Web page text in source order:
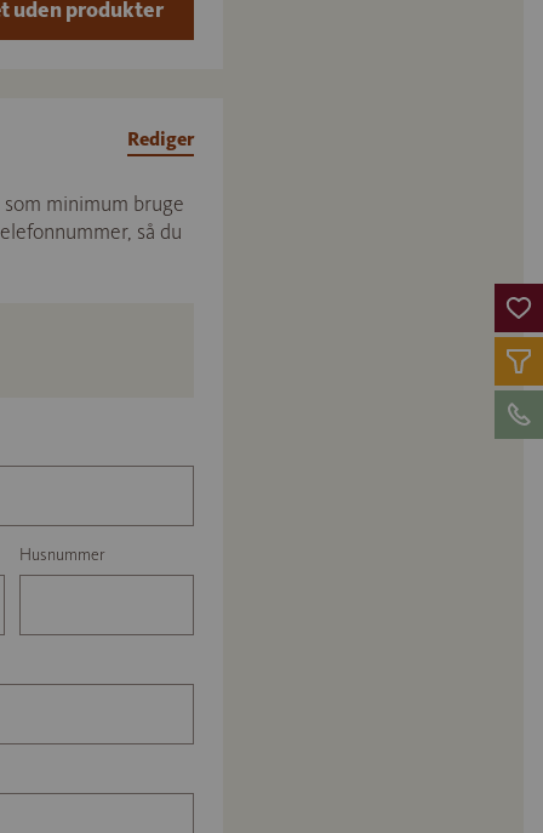
uden produkter
Rediger
minimum bruge
så du
Husnummer